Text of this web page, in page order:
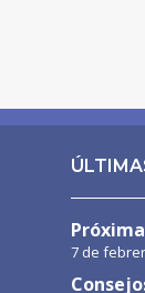
7 de